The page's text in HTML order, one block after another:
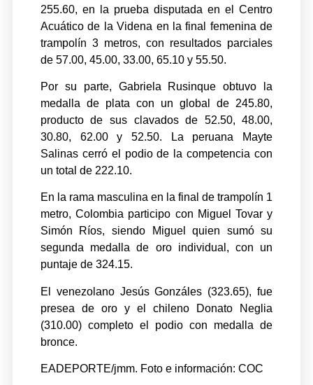
255.60, en la prueba disputada en el Centro
Acuático de la Videna en la final femenina de
trampolín 3 metros, con resultados parciales
de 57.00, 45.00, 33.00, 65.10 y 55.50.
Por su parte, Gabriela Rusinque obtuvo la
medalla de plata con un global de 245.80,
producto de sus clavados de 52.50, 48.00,
30.80, 62.00 y 52.50. La peruana Mayte
Salinas cerró el podio de la competencia con
un total de 222.10.
En la rama masculina en la final de trampolín 1
metro, Colombia participo con Miguel Tovar y
Simón Ríos, siendo Miguel quien sumó su
segunda medalla de oro individual, con un
puntaje de 324.15.
El venezolano Jesús Gonzáles (323.65), fue
presea de oro y el chileno Donato Neglia
(310.00) completo el podio con medalla de
bronce.
EADEPORTE/jmm. Foto e información: COC